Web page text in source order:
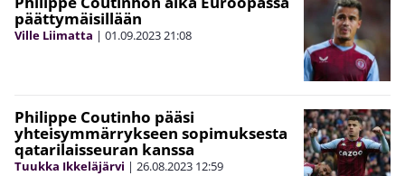
päättymäisillään
Ville Liimatta | 01.09.202321:08
Philippe Coutinho pääsi
yhteisymmärrykseen sopimuksesta
qatarilaisseuran kanssa
Tuukka Ikkeläjärvi | 26.08.2023 12:59